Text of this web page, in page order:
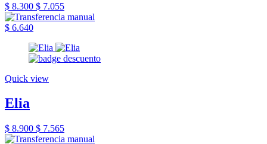
$ 8.300 $ 7.055
$ 6.640
Quick view
Elia
$ 8.900 $ 7.565